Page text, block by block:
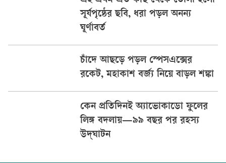
সূর্যপৃষ্ঠের ছবি, ধরা পড়ল অনন্য
ঘূর্ণাবর্ত
চাঁদে আছড়ে পড়ল স্পেসএক্সের
রকেট, মহাকাশ বর্জ্য নিয়ে বাড়ল শঙ্কা
কেন প্রতিদিনই অ্যাভোকাডো ফুলের
লিঙ্গ বদলায়—৯৯ বছর পর রহস্য
উদ্‌ঘাটন